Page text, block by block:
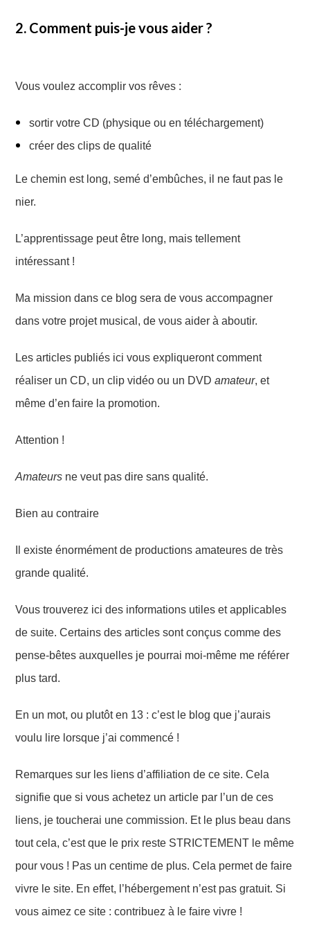
2. Comment puis-je vous aider ?
Vous voulez accomplir vos rêves :
sortir votre CD (physique ou en téléchargement)
créer des clips de qualité
Le chemin est long, semé d’embûches, il ne faut pas le
nier.
L’apprentissage peut être long, mais tellement
intéressant !
Ma mission dans ce blog sera de vous accompagner
dans votre projet musical, de vous aider à aboutir.
Les articles publiés icivousexpliqueront comment
réaliser un CD, un clip vidéo ou un DVDamateur,et
même d’en faire la promotion.
Attention !
Amateurs ne veut pas dire sans qualité.
Bien au contraire
Il existe énormément de productions amateures de très
grande qualité.
Vous trouverez ici des informations utiles etapplicables
de suite. Certains des articles sont conçus comme des
pense-bêtes auxquelles je pourrai moi-même me référer
plus tard.
En un mot, ou plutôt en 13 : c’est le blog que j’aurais
voulu lire lorsque j’ai commencé !
Remarques sur les liensd’affiliationde ce site. Cela
signifie que si vous achetez un article par l’un de ces
liens, je toucherai une commission. Et le plus beau dans
tout cela, c’est que le prix reste STRICTEMENT le même
pour vous ! Pas un centime de plus. Cela permet de faire
vivre le site. En effet, l’hébergement n’est pas gratuit. Si
vous aimez ce site : contribuez à le faire vivre !